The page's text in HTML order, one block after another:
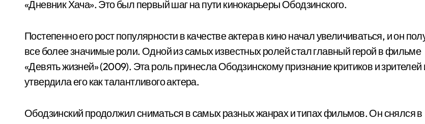
«Дневник Хача». Это был первый шаг на пути кинокарьеры Ободзинского.
Постепенно его рост популярности в качестве актера в кино начал увеличиваться, и он
все более значимые роли. Одной из самых известных ролей стал главный герой в фильме
«Девять жизней» (2009). Эта роль принесла Ободзинскому признание критиков и зрителей
утвердила его как талантливого актера.
Ободзинский продолжил сниматься в самых разных жанрах и типах фильмов. Он снялся в